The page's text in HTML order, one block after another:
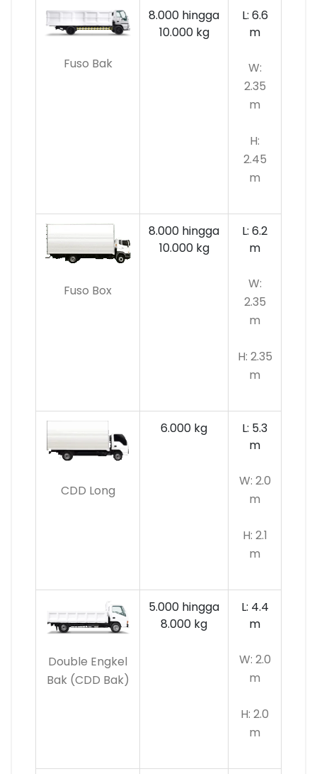
Fuso Bak
8.000 hingga
10.000kg
L: 6.6
m
W:
2.35
m
H:
2.45
m
Fuso Box
8.000 hingga
10.000 kg
L: 6.2
m
W:
2.35
m
H: 2.35
m
CDD Long
6.000 kg
L: 5.3
m
W: 2.0
m
H: 2.1
m
Double Engkel
Bak (CDD Bak)
5.000 hingga
8.000 kg
L: 4.4
m
W: 2.0
m
H: 2.0
m